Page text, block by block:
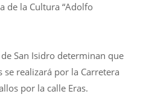
de la Cultura “Adolfo
San Isidro determinan que
se realizará por la Carretera
por la calle Eras.